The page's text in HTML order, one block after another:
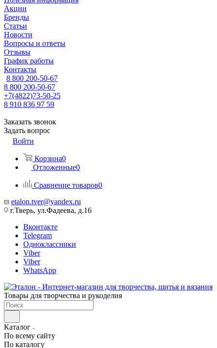
Акции
Бренды
Статьи
Новости
Вопросы и ответы
Отзывы
График работы
Контакты
8 800 200-50-67
8 800 200-50-67
+7(4822)73-50-25
8 910 836 97 59
Заказать звонок
Задать вопрос
Войти
Корзина0
Отложенные0
Сравнение товаров0
etalon.tver@yandex.ru
г.Тверь, ул.Фадеева, д.16
Вконтакте
Telegram
Одноклассники
Viber
Viber
WhatsApp
Товары для творчества и рукоделия
Каталог
По всему сайту
По каталогу